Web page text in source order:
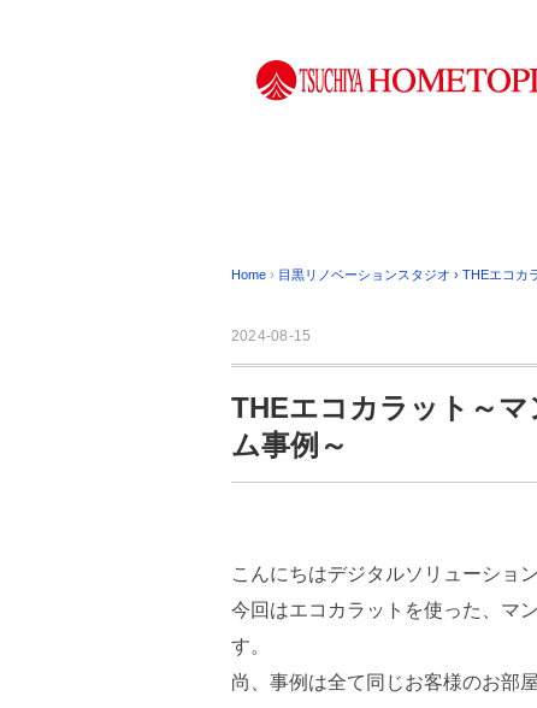
Home › 目黒リノベーションスタジオ › THEエコカ
2024-08-15
THEエコカラット～
ム事例～
こんにちはデジタルソリューショ
今回はエコカラットを使った、マ
す。
尚、事例は全て同じお客様のお部屋